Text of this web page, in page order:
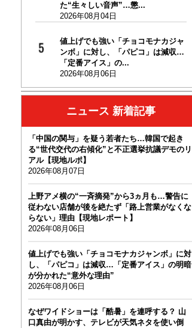
た“生々しい音声”…懲...
2026年08月04日
値上げでも強い「チョコモナカジャ
ンボ」に対し、「パピコ」は減収…
「定番アイス」の...
2026年08月06日
ニュース 新着記事
「中国の関与」を疑う若者たち…韓国で起き
る“世代交代の右傾化”と不正選挙抗議デモのリ
アル【現地ルポ】
2026年08月07日
上野アメ横の“一斉摘発”から3ヵ月も…警告に
従わない店舗が後を絶たず「路上営業がなくな
らない」理由【現地レポート】
2026年08月06日
値上げでも強い「チョコモナカジャンボ」に対
し、「パピコ」は減収…「定番アイス」の明暗
が分かれた“意外な理由”
2026年08月06日
なぜワイドショーは「酷暑」を連呼する？ 山
口真由が明かす、テレビが天気ネタを使い倒